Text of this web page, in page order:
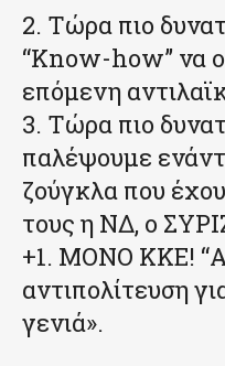
2. Τώρα πιο
“Know-how” να
επόμενη
3. Τώρα πιο
παλέψουμε
ζούγκλα που
τους η ΝΔ, ο
+1. ΜΟΝΟ ΚΚΕ!
αντιπολίτευση
γενιά».